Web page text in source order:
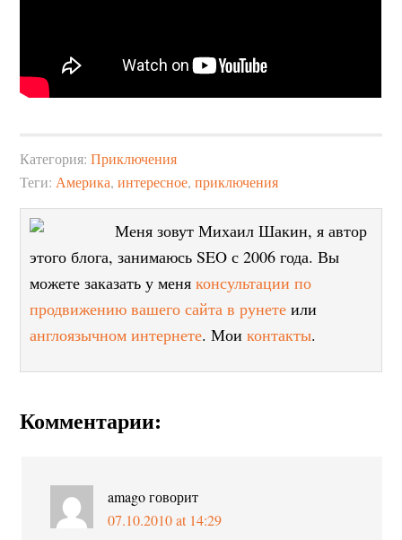
Категория:Приключения
Теги: Америка,интересное,приключения
Меня зовут Михаил Шакин, я автор
этого блога, занимаюсь SEO с 2006 года. Вы
можете заказать у меняконсультации по
продвижению вашего сайта в рунете или
англоязычном интернете. Моиконтакты.
Комментарии:
amago говорит
07.10.2010 at 14:29